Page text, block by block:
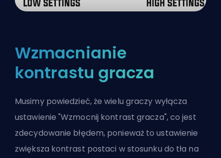
Wzmacnianie
kontrastu gracza
Musimy powiedzieć, że wielu graczy wyłącza
ustawienie "Wzmocnij kontrast gracza", co jest
zdecydowanie błędem, ponieważ to ustawienie
zwiększa kontrast postaci w stosunku do tła na